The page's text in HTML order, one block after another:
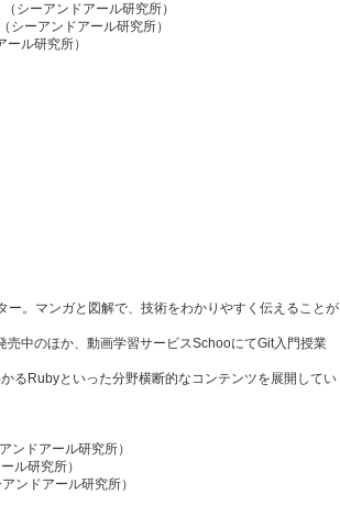
シーアンドアール研究所）
ーアンドアール研究所）
ル研究所）
。マンガと図解で、技術をわかりやすく伝えることが
中のほか、動画学習サービスSchooにてGit入門授業
るRubyといった分野横断的なコンテンツを展開してい
ドアール研究所）
ル研究所）
ンドアール研究所）